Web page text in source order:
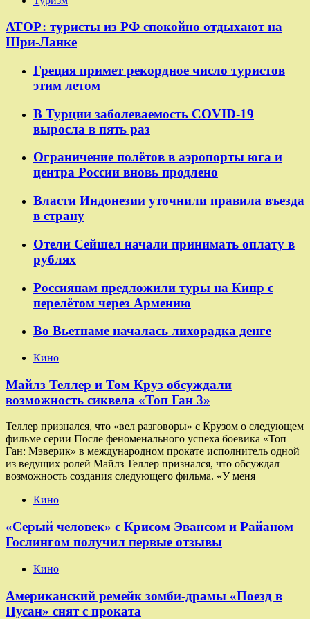
АТОР: туристы из РФ спокойно отдыхают на
Шри-Ланке
Греция примет рекордное число туристов
этим летом
В Турции заболеваемость COVID-19
выросла в пять раз
Ограничение полётов в аэропорты юга и
центра России вновь продлено
Власти Индонезии уточнили правила въезда
в страну
Отели Сейшел начали принимать оплату в
рублях
Россиянам предложили туры на Кипр с
перелётом через Армению
Во Вьетнаме началась лихорадка денге
Кино
Майлз Теллер и Том Круз обсуждали
возможность сиквела «Топ Ган 3»
Теллер признался, что «вел разговоры» с Крузом о следующем
фильме серии После феноменального успеха боевика «Топ
Ган: Мэверик» в международном прокате исполнитель одной
из ведущих ролей Майлз Теллер признался, что обсуждал
возможность создания следующего фильма. «У меня
Кино
«Серый человек» с Крисом Эвансом и Райаном
Гослингом получил первые отзывы
Кино
Американский ремейк зомби-драмы «Поезд в
Пусан» снят с проката